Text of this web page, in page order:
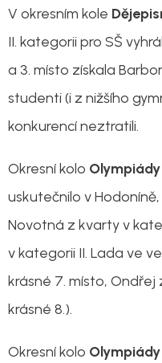
V okresním kole
II. kategorii pro SŠ
a 3. místo získala
studenti (i z nižšího
konkurencí neztratili.
Okresní kolo
uskutečnilo v
Novotná z kvarty v
v kategorii II. Lada ve
krásné 7. místo, Ondřej
krásné 8.).
Okresní kolo